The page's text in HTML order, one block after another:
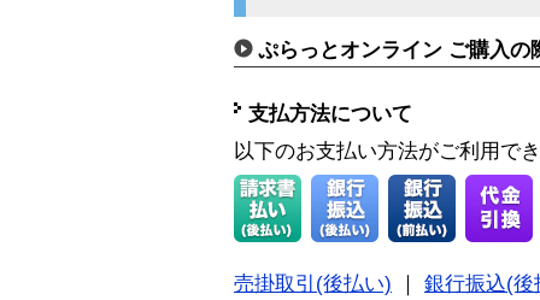
ぷらっとオンライン ご購入の
支払方法について
以下のお支払い方法がご利用で
売掛取引(後払い) 銀行振込(後